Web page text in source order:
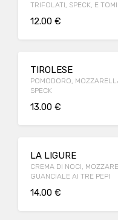
TRIFOLATI, SPECK, E
12.00 €
TIROLESE
POMODORO,
SPECK
13.00 €
LA LIGURE
CREMA DI NOCI,
GUANCIALE AI TRE PEPI
14.00 €